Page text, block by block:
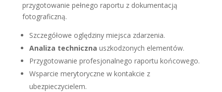
przygotowanie pełnego raportu z dokumentacją
fotograficzną.
Szczegółowe oględziny miejsca zdarzenia.
Analiza techniczna uszkodzonych elementów.
Przygotowanie profesjonalnego raportu końcowego.
Wsparcie merytoryczne w kontakcie z
ubezpieczycielem.